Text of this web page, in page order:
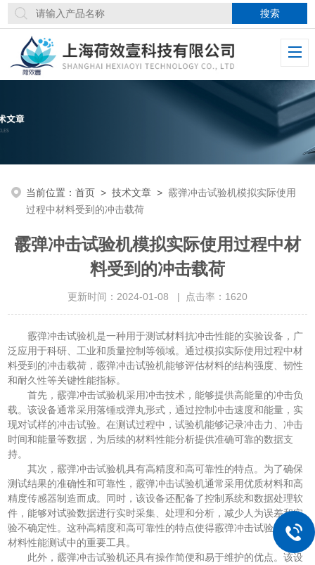
当前位置：首页 >技术文章 >霰弹冲击试验机模拟实际使用
过程中材料受到的冲击载荷
霰弹冲击试验机模拟实际使用过程中材
料受到的冲击载荷
更新时间：2024-01-08 | 点击率：1620
霰弹冲击试验机是一种用于测试材料抗冲击性能的实验设备，广
泛应用于科研、工业和质量控制等领域。通过模拟实际使用过程中材
料受到的冲击载荷，霰弹冲击试验机能够评估材料的结构强度、韧性
和耐久性等关键性能指标。
首先，霰弹冲击试验机采用冲击技术，能够提供高能量的冲击负
载。该设备通常采用落锤或弹丸形式，通过控制冲击速度和能量，实
现对试样的冲击试验。在测试过程中，试验机能够记录冲击力、冲击
时间和能量等数据，为后续的材料性能分析提供准确可靠的数据支
持。
其次，霰弹冲击试验机具有高精度和高可靠性的特点。为了确保
测试结果的准确性和可靠性，霰弹冲击试验机通常采用优质材料和高
精度传感器制造而成。同时，该设备还配备了控制系统和数据处理软
件，能够对试验数据进行实时采集、处理和分析，减少人为误差和实
验不确定性。这种高精度和高可靠性的特点使得霰弹冲击试验机成为
材料性能测试中的重要工具。
此外，霰弹冲击试验机还具有操作简便和易于维护的优点。该设